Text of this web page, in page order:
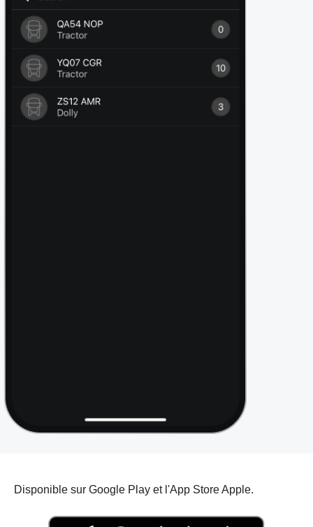
Disponible sur Google Play et l'App Store Apple.